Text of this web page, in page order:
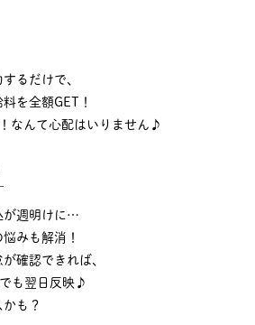
るだけで、
を全額GET！
なんて心配はいりません♪
が週明けに…
みも解消！
確認できれば、
も翌日反映♪
も？